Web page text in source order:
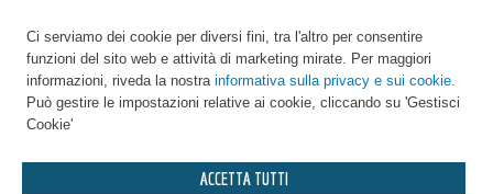
Ci serviamo dei cookie per diversi fini, tra l'altro per consentire
funzioni del sito web e attività di marketing mirate. Per maggiori
informazioni, riveda la nostrainformativa sulla privacy e sui cookie.
Può gestire le impostazioni relative ai cookie, cliccando su 'Gestisci
Cookie'
ACCETTA TUTTI